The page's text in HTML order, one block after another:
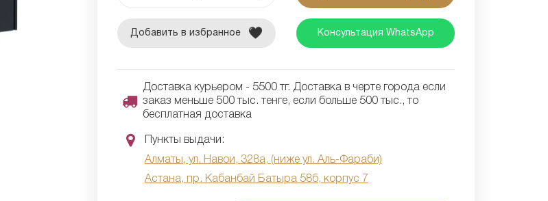
Добавить в избранное Консультация WhatsApp
Доставка курьером - 5500 тг. Доставка в черте города если
заказ меньше 500 тыс. тенге, если больше 500 тыс., то
бесплатная доставка
Пункты выдачи:
Алматы, ул. Навои, 328а, (ниже ул. Аль-Фараби)
Астана, пр. Кабанбай Батыра 58б, корпус 7